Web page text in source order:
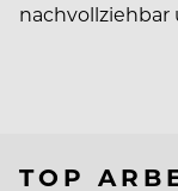
TOP